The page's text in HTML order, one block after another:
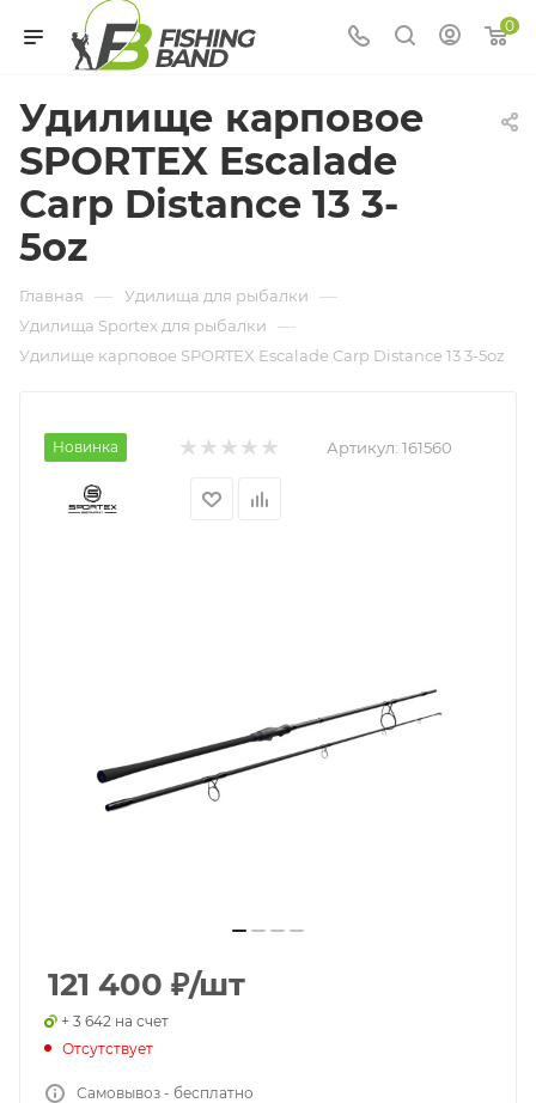
0
Удилище карповое
SPORTEX Escalade
Carp Distance 13 3-
5oz
Главная — Удилища для рыбалки —
Удилища Sportex для рыбалки —
Удилище карповое SPORTEX Escalade Carp Distance 13 3-5oz
Новинка Артикул: 161560
121 400 ₽/шт
+ 3 642 на счет
Отсутствует
Самовывоз - бесплатно